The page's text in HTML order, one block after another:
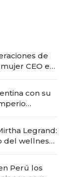
de
CEO en
con su
Legrand:
del wellness
Perú los